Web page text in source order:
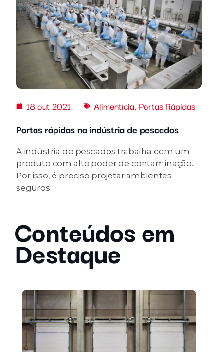
18 out 2021 Alimentícia, Portas Rápidas
Portas rápidas na indústria de pescados
A indústria de pescados trabalha com um
produto com alto poder de contaminação.
Por isso, é preciso projetar ambientes
seguros.
Conteúdos em
Destaque